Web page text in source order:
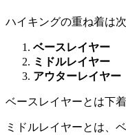
ハイキングの重ね着は
ベースレイヤー
ミドルレイヤー
アウターレイヤー
ベースレイヤーとは下
ミドルレイヤーとは、